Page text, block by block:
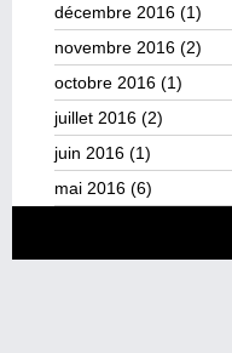
décembre 2016 (1)
novembre 2016 (2)
octobre 2016 (1)
juillet 2016 (2)
juin 2016 (1)
mai 2016 (6)